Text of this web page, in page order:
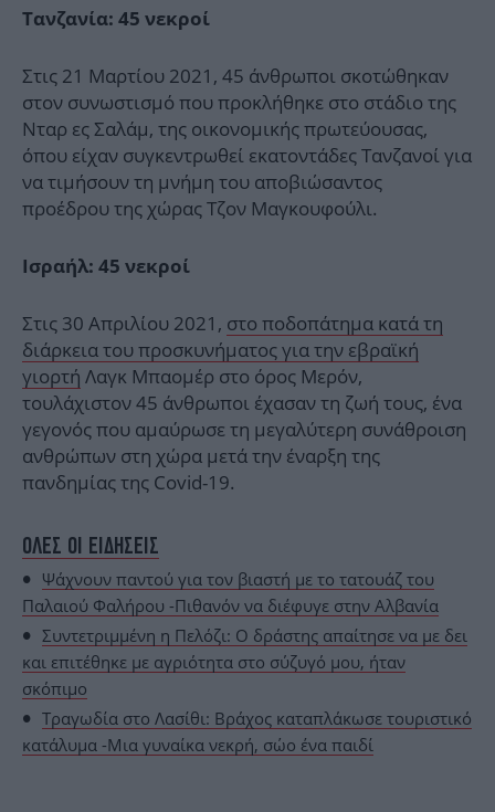
Τανζανία: 45 νεκροί
Στις 21 Μαρτίου 2021, 45 άνθρωποι σκοτώθηκαν
στον συνωστισμό που προκλήθηκε στο στάδιο της
Νταρ ες Σαλάμ, της οικονομικής πρωτεύουσας,
όπου είχαν συγκεντρωθεί εκατοντάδες Τανζανοί για
να τιμήσουν τη μνήμη του αποβιώσαντος
προέδρου της χώρας Τζον Μαγκουφούλι.
Ισραήλ: 45 νεκροί
Στις 30 Απριλίου 2021, στο ποδοπάτημα κατά τη
διάρκεια του προσκυνήματος για την εβραϊκή
γιορτή Λαγκ Μπαομέρ στο όρος Μερόν,
τουλάχιστον 45 άνθρωποι έχασαν τη ζωή τους, ένα
γεγονός που αμαύρωσε τη μεγαλύτερη συνάθροιση
ανθρώπων στη χώρα μετά την έναρξη της
πανδημίας της Covid-19.
ΟΛΕΣ ΟΙ ΕΙΔΗΣΕΙΣ
Ψάχνουν παντού για τον βιαστή με το τατουάζ του
Παλαιού Φαλήρου -Πιθανόν να διέφυγε στην Αλβανία
Συντετριμμένη η Πελόζι: Ο δράστης απαίτησε να με δει
και επιτέθηκε με αγριότητα στο σύζυγό μου, ήταν
σκόπιμο
Τραγωδία στο Λασίθι: Βράχος καταπλάκωσε τουριστικό
κατάλυμα -Μια γυναίκα νεκρή, σώο ένα παιδί